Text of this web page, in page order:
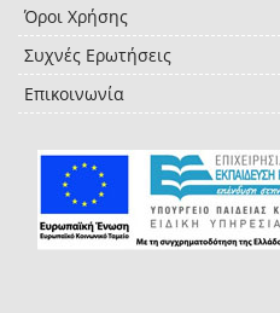
Όροι Χρήσης
Συχνές Ερωτήσεις
Επικοινωνία